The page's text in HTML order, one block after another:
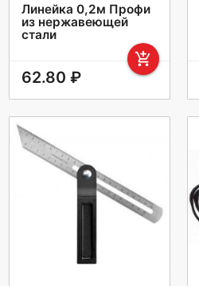
Линейка 0,2м Профи
из нержавеющей
стали
add_shopping_cart
62.80 ₽